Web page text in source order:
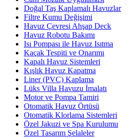
Doğal Taş Kaplamalı Havuzlar
Filtre Kumu Değişimi
Havuz Çevresi Ahşap Deck
Havuz Robotu Bakımı
Isı Pompası ile Havuz Isıtma
Kaçak Tespiti ve Onarımı
Kapalı Havuz Sistemleri
Kışlık Havuz Kapatma
Liner (PVC) Kaplama
Lüks Villa Havuzu İmalatı
Motor ve Pompa Tamiri
Otomatik Havuz Örtüsü
Otomatik Klorlama Sistemleri
Özel Jakuzi ve Spa Kurulumu
Özel Tasarım Şelaleler